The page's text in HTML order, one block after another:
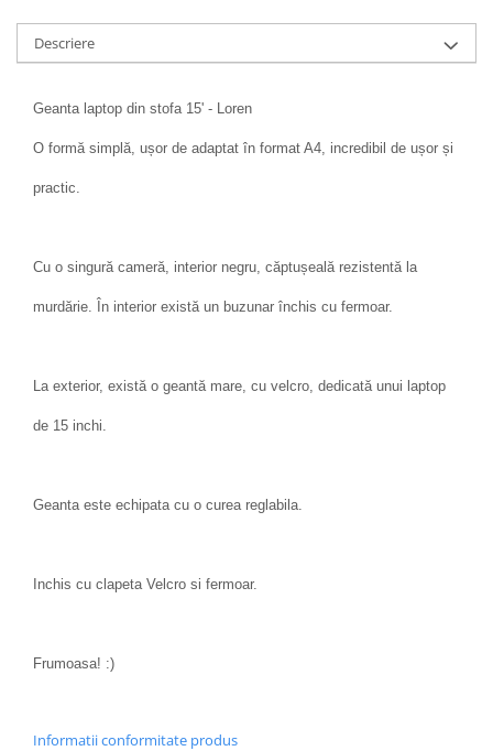
Descriere
Geanta laptop din stofa 15' - Loren
O formă simplă, ușor de adaptat în format A4, incredibil de ușor și
practic.
Cu o singură cameră, interior negru, căptușeală rezistentă la
murdărie. În interior există un buzunar închis cu fermoar.
La exterior, există o geantă mare, cu velcro, dedicată unui laptop
de 15 inchi.
Geanta este echipata cu o curea reglabila.
Inchis cu clapeta Velcro si fermoar.
Frumoasa! :)
Informatii conformitate produs